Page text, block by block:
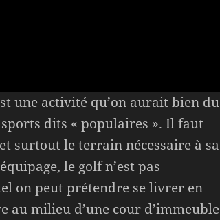
une activité qu’on aurait bien du
dits « populaires ». Il faut
surtout le terrain nécessaire à sa
le golf n’est pas
on peut prétendre se livrer en
au milieu d’une cour d’immeuble